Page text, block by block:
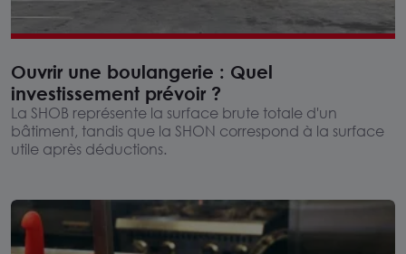
Ouvrir une boulangerie : Quel
investissement prévoir ?
La SHOB représente la surface brute totale d'un
bâtiment, tandis que la SHON correspond à la surface
utile après déductions.